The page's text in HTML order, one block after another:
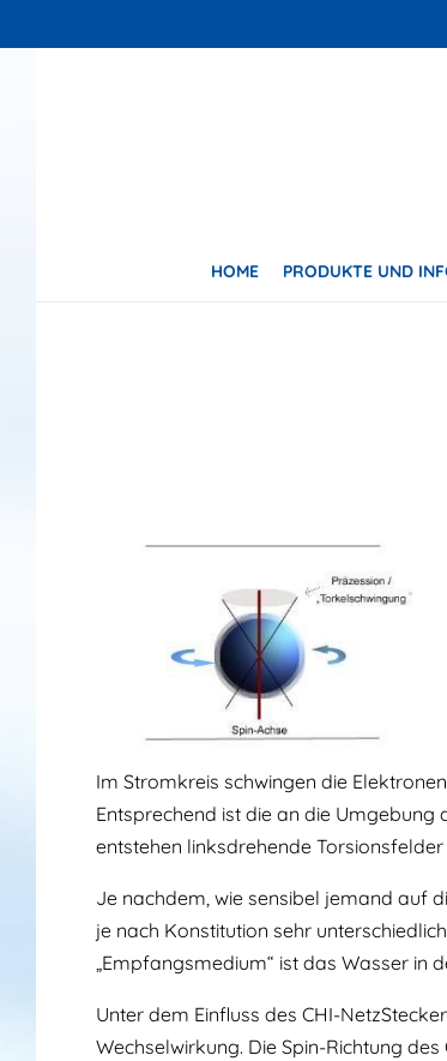
HOME PRODUKTE UND
Im Stromkreis schwingen die
Entsprechend ist die an die
entstehen linksdrehende
Je nachdem, wie sensibel jemand auf
je nach Konstitution sehr
„Empfangsmedium“ ist das Wasser in
Unter dem Einfluss des CHI-
Wechselwirkung. Die Spin-Richtung